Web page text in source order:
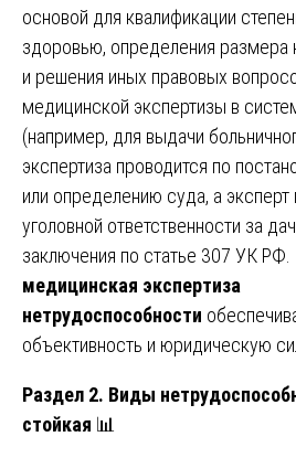
основой для квалификации
здоровью, определения
и решения иных правовых
медицинской экспертизы в
(например, для выдачи
экспертиза проводится по
или определению суда, а
уголовной ответственности за
заключения по статье 307 УК
медицинская экспертиза
нетрудоспособности
объективность и юридическую
Раздел 2. Виды
стойкая 📊